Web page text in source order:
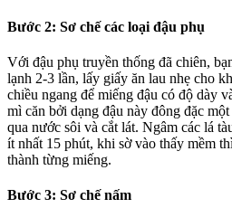
Bước 2: Sơ chế các loại đậu phụ
Với đậu phụ truyền thống đã chiên,
lạnh 2-3 lần, lấy giấy ăn lau nhẹ cho
chiều ngang để miếng đậu có độ dày
mì căn bởi dạng đậu này đông đặc
qua nước sôi và cắt lát. Ngâm các lá
ít nhất 15 phút, khi sờ vào thấy mềm
thành từng miếng.
Bước 3: Sơ chế nấm